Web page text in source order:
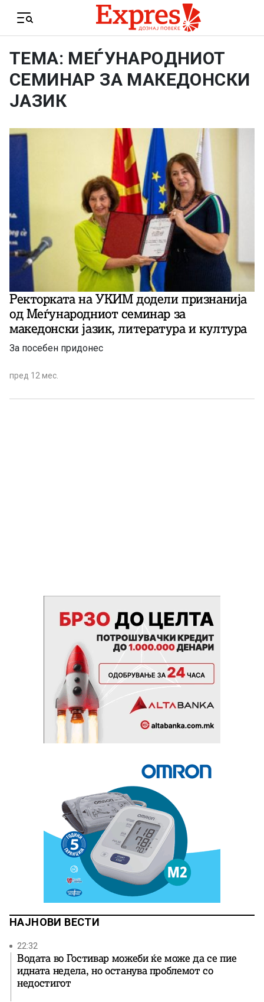
Menu
ТЕМА: МЕЃУНАРОДНИОТ
СЕМИНАР ЗА МАКЕДОНСКИ
ЈАЗИК
Ректорката на УКИМ додели признанија
од Меѓународниот семинар за
македонски јазик, литература и култура
За посебен придонес
пред 12 мес.
НАЈНОВИ ВЕСТИ
22:32
Водата во Гостивар можеби ќе може да се пие
идната недела, но останува проблемот со
недостигот